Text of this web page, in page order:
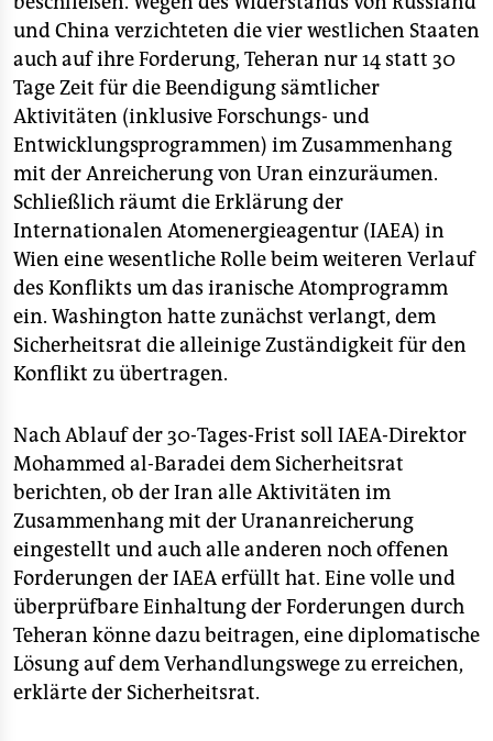
und China verzichteten die vier westlichen Staaten
auch auf ihre Forderung, Teheran nur 14 statt 30
Tage Zeit für die Beendigung sämtlicher
Aktivitäten (inklusive Forschungs- und
Entwicklungsprogrammen) im Zusammenhang
mit der Anreicherung von Uran einzuräumen.
Schließlich räumt die Erklärung der
Internationalen Atomenergieagentur (IAEA) in
Wien eine wesentliche Rolle beim weiteren Verlauf
des Konflikts um das iranische Atomprogramm
ein. Washington hatte zunächst verlangt, dem
Sicherheitsrat die alleinige Zuständigkeit für den
Konflikt zu übertragen.
Nach Ablauf der 30-Tages-Frist soll IAEA-Direktor
Mohammed al-Baradei dem Sicherheitsrat
berichten, ob der Iran alle Aktivitäten im
Zusammenhang mit der Urananreicherung
eingestellt und auch alle anderen noch offenen
Forderungen der IAEA erfüllt hat. Eine volle und
überprüfbare Einhaltung der Forderungen durch
Teheran könne dazu beitragen, eine diplomatische
Lösung auf dem Verhandlungswege zu erreichen,
erklärte der Sicherheitsrat.